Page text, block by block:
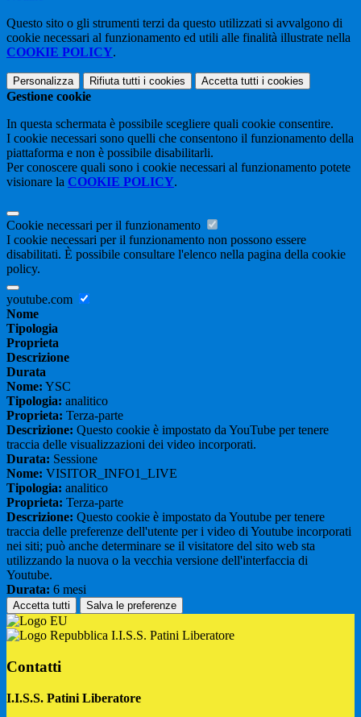
Questo sito o gli strumenti terzi da questo utilizzati si avvalgono di
cookie necessari al funzionamento ed utili alle finalità illustrate nella
COOKIE POLICY.
Personalizza Rifiuta tutti i cookies Accetta tutti i cookies
Gestione cookie
In questa schermata è possibile scegliere quali cookie consentire.
I cookie necessari sono quelli che consentono il funzionamento della
piattaforma e non è possibile disabilitarli.
Per conoscere quali sono i cookie necessari al funzionamento potete
visionare la COOKIE POLICY.
Cookie necessari per il funzionamento
I cookie necessari per il funzionamento non possono essere
disabilitati. È possibile consultare l'elenco nella pagina della cookie
policy.
youtube.com
Nome
Tipologia
Proprieta
Descrizione
Durata
Nome: YSC
Tipologia: analitico
Proprieta: Terza-parte
Descrizione: Questo cookie è impostato da YouTube per tenere
traccia delle visualizzazioni dei video incorporati.
Durata: Sessione
Nome: VISITOR_INFO1_LIVE
Tipologia: analitico
Proprieta: Terza-parte
Descrizione: Questo cookie è impostato da Youtube per tenere
traccia delle preferenze dell'utente per i video di Youtube incorporati
nei siti; può anche determinare se il visitatore del sito web sta
utilizzando la nuova o la vecchia versione dell'interfaccia di
Youtube.
Durata: 6 mesi
Accetta tutti Salva le preferenze
I.I.S.S. Patini Liberatore
Contatti
I.I.S.S. Patini Liberatore